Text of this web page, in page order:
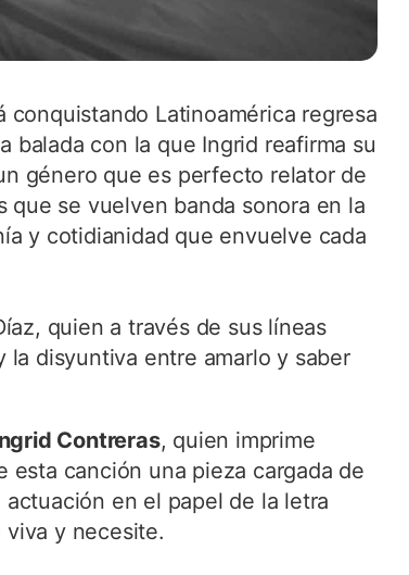
conquistando Latinoamérica regresa
balada con la que Ingrid reafirma su
género que es perfecto relator de
que se vuelven banda sonora en la
y cotidianidad que envuelve cada
quien a través de sus líneas
la disyuntiva entre amarlo y saber
Contreras, quien imprime
canción una pieza cargada de
en el papel de la letra
viva y necesite.